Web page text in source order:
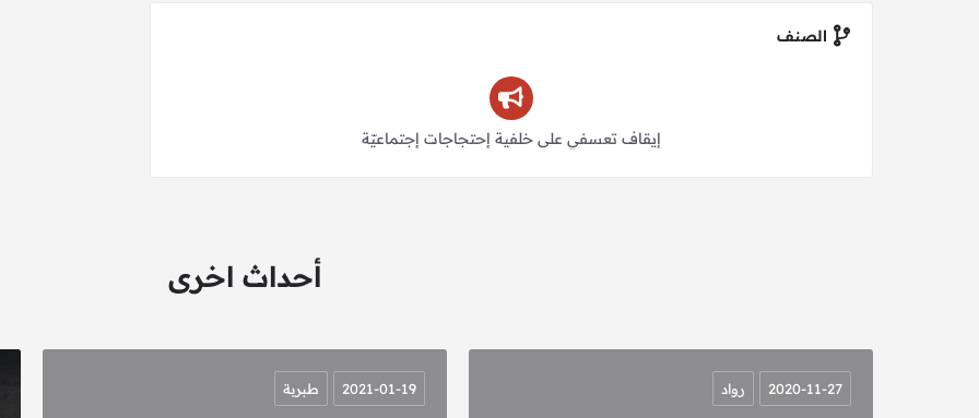
الصنف
إيقاف تعسفي على خلفية إحتجاجات إجتماعيّة
أحداث اخرى
2020-11-27 رواد 2021-01-19 طبربة